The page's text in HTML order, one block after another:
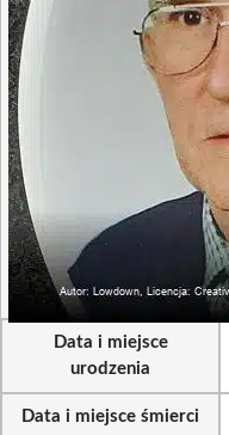
Data i miejsce
urodzenia
Data i miejsce śmierci